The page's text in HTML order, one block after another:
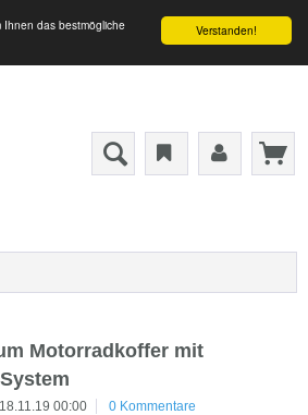
Verstanden!
Ihnen das bestmögliche
Motorradkoffer mit
18.11.19 00:00 0 Kommentare